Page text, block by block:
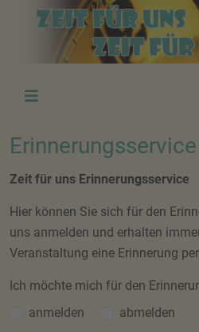
Erinnerungsservice
Zeit für uns Erinnerungsservice
Hier können Sie sich für den
uns anmelden und erhalten
Veranstaltung eine Erinnerung
Ich möchte mich für den
anmelden
abmelden